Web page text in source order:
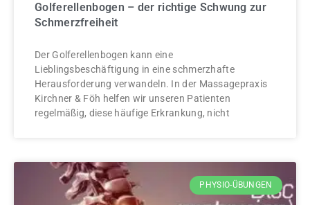
Golferellenbogen – der richtige Schwung zur
Schmerzfreiheit
Der Golferellenbogen kann eine
Lieblingsbeschäftigung in eine schmerzhafte
Herausforderung verwandeln. In der Massagepraxis
Kirchner & Föh helfen wir unseren Patienten
regelmäßig, diese häufige Erkrankung, nicht
PHYSIO-ÜBUNGEN